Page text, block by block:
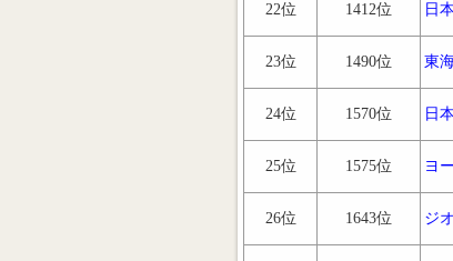
22位 1412位 日
23位 1490位 東
24位 1570位 日
25位 1575位 ヨ
26位 1643位 ジ